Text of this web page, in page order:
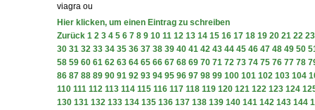
viagra ou
Hier klicken, um einen Eintrag zu schreiben
Zurück 1 2 3 4 5 6 7 8 9 10 11 12 13 14 15 16 17 18 19 20 21 22 23
30 31 32 33 34 35 36 37 38 39 40 41 42 43 44 45 46 47 48 49 50
58 59 60 61 62 63 64 65 66 67 68 69 70 71 72 73 74 75 76 77 78
86 87 88 89 90 91 92 93 94 95 96 97 98 99 100 101 102 103 104
110 111 112 113 114 115 116 117 118 119 120 121 122 123 124
130 131 132 133 134 135 136 137 138 139 140 141 142 143 144